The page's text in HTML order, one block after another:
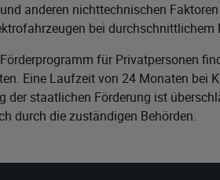
anderen nichttechnischen
bei
für Privatpersonen
Eine Laufzeit von 24 Monaten bei
der staatlichen Förderung ist
durch die zuständigen Behörden.